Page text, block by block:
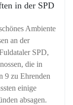
in der SPD
Ambiente
an der
SPD,
die in
9 zu Ehrenden
einige
absagen.